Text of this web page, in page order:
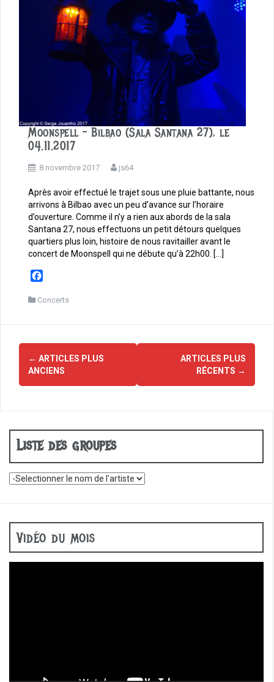
Moonspell – Bilbao (Sala Santana 27), le
04.11.2017
8 novembre 2017 js64
Après avoir effectué le trajet sous une pluie battante, nous
arrivons à Bilbao avec un peu d’avance sur l’horaire
d’ouverture. Comme il n’y a rien aux abords de la sala
Santana 27, nous effectuons un petit détours quelques
quartiers plus loin, histoire de nous ravitailler avant le
concert de Moonspell qui ne débute qu’à 22h00. […]
c
k
Concerts
Navigation
des
articles
← ARTICLES PLUS
ANCIENS
ARTICLES PLUS
RÉCENTS →
Liste des groupes
Vidéo du mois